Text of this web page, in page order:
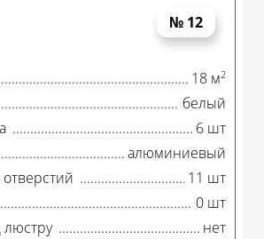
№ 12
18 м2
белый
6 шт
алюминиевый
11 шт
0 шт
люстру
нет